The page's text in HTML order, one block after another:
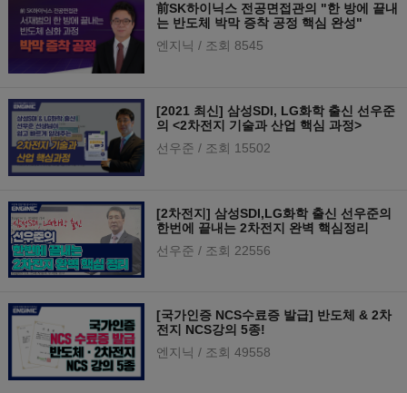
前SK하이닉스 전공면접관의 "한 방에 끝내
는 반도체 박막 증착 공정 핵심 완성"
엔지닉 / 조회 8545
[2021 최신] 삼성SDI, LG화학 출신 선우준
의 <2차전지 기술과 산업 핵심 과정>
선우준 / 조회 15502
[2차전지] 삼성SDI,LG화학 출신 선우준의
한번에 끝내는 2차전지 완벽 핵심정리
선우준 / 조회 22556
[국가인증 NCS수료증 발급] 반도체 & 2차
전지 NCS강의 5종!
엔지닉 / 조회 49558